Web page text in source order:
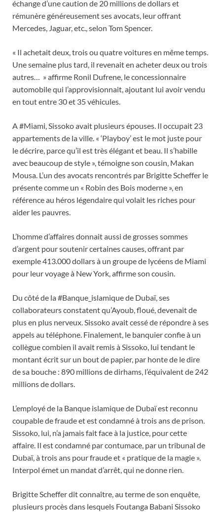
échange d’une caution de 20 millions de dollars et
rémunère généreusement ses avocats, leur offrant
Mercedes, Jaguar, etc., selon Tom Spencer.
« Il achetait deux, trois ou quatre voitures en même temps.
Une semaine plus tard, il revenait en acheter deux ou trois
autres… » affirme Ronil Dufrene, le concessionnaire
automobile qui l’approvisionnait, ajoutant lui avoir vendu
en tout entre 30 et 35 véhicules.
A #Miami, Sissoko avait plusieurs épouses. Il occupait 23
appartements de la ville. « ‘Playboy’ est le mot juste pour
le décrire, parce qu’il est très élégant et beau. Il s’habille
avec beaucoup de style », témoigne son cousin, Makan
Mousa. L’un des avocats rencontrés par Brigitte Scheffer le
présente comme un « Robin des Bois moderne », en
référence au héros légendaire qui volait les riches pour
aider les pauvres.
L’homme d’affaires donnait aussi de grosses sommes
d’argent pour soutenir certaines causes, offrant par
exemple 413.000 dollars à un groupe de lycéens de Miami
pour leur voyage à New York, affirme son cousin.
Du côté de la #Banque_islamique de Dubaï, ses
collaborateurs constatent qu’Ayoub, floué, devenait de
plus en plus nerveux. Sissoko avait cessé de répondre à ses
appels au téléphone. Finalement, le banquier confie à un
collègue combien il avait remis à Sissoko, lui tendant le
montant écrit sur un bout de papier, par honte de le dire
de sa bouche : 890 millions de dirhams, l’équivalent de 242
millions de dollars.
L’employé de la Banque islamique de Dubaï est reconnu
coupable de fraude et est condamné à trois ans de prison.
Sissoko, lui, n’a jamais fait face à la justice, pour cette
affaire. Il est condamné par contumace, par un tribunal de
Dubaï, à trois ans pour fraude et « pratique de la magie ».
Interpol émet un mandat d’arrêt, qui ne donne rien.
Brigitte Scheffer dit connaître, au terme de son enquête,
plusieurs procès dans lesquels Foutanga Babani Sissoko